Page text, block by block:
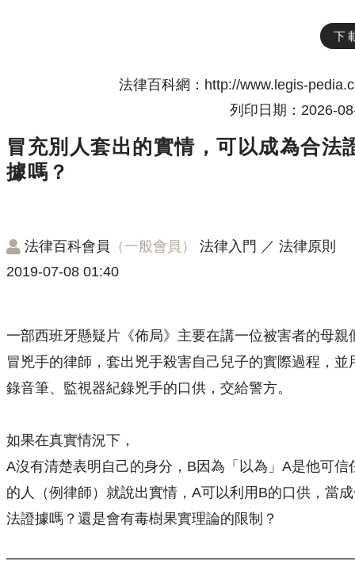
下
法律百科網：http://www.legis-
列印日期：2026-
冒充別人套出的實情，可以成為合法
據嗎？
法律百科會員 （一般會員） 法律入門 ／ 法律原則
2019-07-08 01:40
一部西班牙懸疑片《佈局》主要在講一位被害者的母親
冒兇手的律師，套出兇手殺害自己兒子的實際過程，並
錄音筆、監視器紀錄兇手的口供，交給警方。
如果在真實情況下，
A沒有清楚表明自己的身分，B因為「以為」A是他可信
的人（例律師）就說出實情，A可以利用B的口供，當
法證據嗎？還是會有毒樹果實理論的限制？